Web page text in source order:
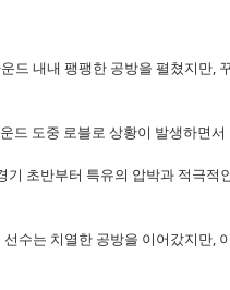
드 내내 팽팽한 공방을 펼쳤지만
드 도중 로블로 상황이 발생하면
초반부터 특유의 압박과 적극
수는 치열한 공방을 이어갔지만,